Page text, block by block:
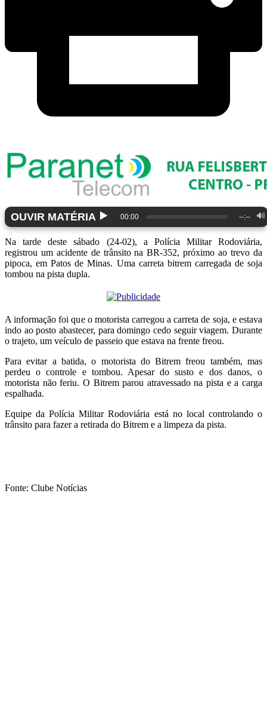
OUVIR MATÉRIA ▶️ 00:00 --:-- 🔊
Na tarde deste sábado (24-02), a Polícia Militar Rodoviária,
registrou um acidente de trânsito na BR-352, próximo ao trevo da
pipoca, em Patos de Minas. Uma carreta bitrem carregada de soja
tombou na pista dupla.
A informação foi que o motorista carregou a carreta de soja, e estava
indo ao posto abastecer, para domingo cedo seguir viagem. Durante
o trajeto, um veículo de passeio que estava na frente freou.
Para evitar a batida, o motorista do Bitrem freou também, mas
perdeu o controle e tombou. Apesar do susto e dos danos, o
motorista não feriu. O Bitrem parou atravessado na pista e a carga
espalhada.
Equipe da Polícia Militar Rodoviária está no local controlando o
trânsito para fazer a retirada do Bitrem e a limpeza da pista.
Fonte: Clube Notícias